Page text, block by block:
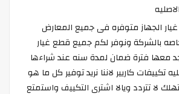
الجهاز متوفره فى جميع المعارض
بالشركة ونوفر لكم جميع قطع غيار
معها فترة ضمان لمدة سنه عند شراءها
تكييفات كاريير لاننا نريد توفير كل ما هو
لا تتردد ويالا اشترى التكييف واستمتع